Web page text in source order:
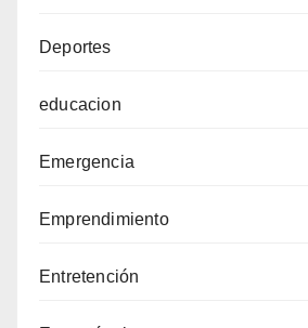
Deportes
educacion
Emergencia
Emprendimiento
Entretención